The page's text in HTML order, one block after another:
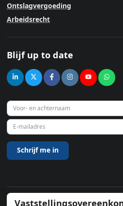
Ontslagvergoeding
Arbeidsrecht
Blijf up to date